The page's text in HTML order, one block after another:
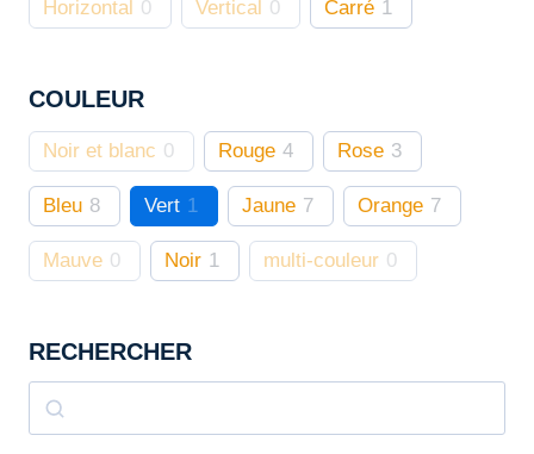
choisies
page
du
produit
Horizontal 0 Vertical 0 Carré 1
COULEUR
Noir et blanc 0 Rouge 4 Rose 3
Bleu 8 Vert 1 Jaune 7 Orange 7
Mauve 0 Noir 1 multi-couleur 0
RECHERCHER
Rechercher